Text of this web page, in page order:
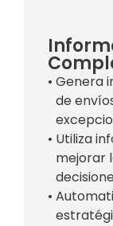
• Genera
de
• Utiliza
mejorar
•